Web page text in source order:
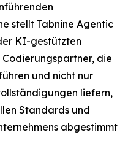
stellt Tabnine Agentic
KI-gestützten
die
und nicht nur
liefern,
Standards und
abgestimmt